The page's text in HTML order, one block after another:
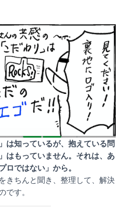
は知っているが、抱えている問
はもっていません。それは、あ
ロではない」から。
きちんと聞き、整理して、解決
です。